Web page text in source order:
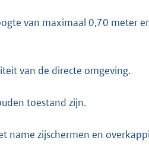
van maximaal 0,70 meter
van de directe omgeving.
toestand zijn.
name zijschermen en